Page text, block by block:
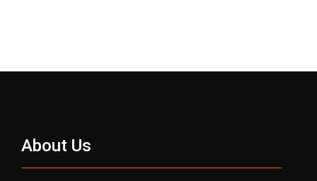
About Us